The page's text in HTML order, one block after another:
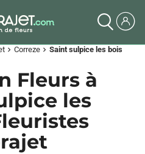
chevron_right Correze chevron_right Saint sulpice les bois
Fleurs à
les